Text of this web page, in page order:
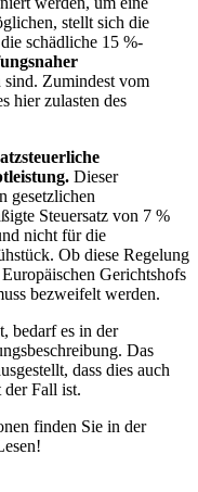
stellt sich die
schädliche 15 %-
sind. Zumindest vom
hier zulasten des
Dieser
gesetzlichen
Steuersatz von 7 %
nicht für die
Ob diese Regelung
Gerichtshofs
bezweifelt werden.
bedarf es in der
Das
dass dies auch
der Fall ist.
finden Sie in der